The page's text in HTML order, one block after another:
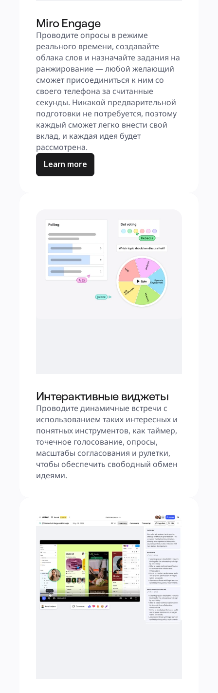
Miro Engage
Проводите опросы в режиме
реального времени, создавайте
облака слов и назначайте задания на
ранжирование — любой желающий
сможет присоединиться к ним со
своего телефона за считанные
секунды. Никакой предварительной
подготовки не потребуется, поэтому
каждый сможет легко внести свой
вклад, и каждая идея будет
рассмотрена.
Learn more
Интерактивные виджеты
Проводите динамичные встречи с
использованием таких интересных и
понятных инструментов, как таймер,
точечное голосование, опросы,
масштабы согласования и рулетки,
чтобы обеспечить свободный обмен
идеями.